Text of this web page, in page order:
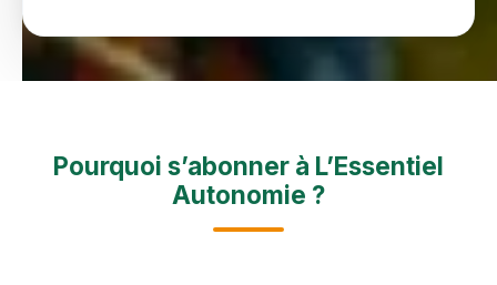
Pourquoi s’abonner à L’Essentiel
Autonomie ?